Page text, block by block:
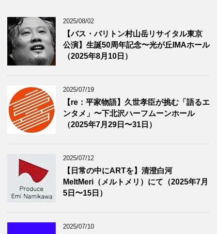
2025/08/02
【バス・バリトン村山岳リサイタル東京
公演】生誕50周年記念〜光が丘IMAホール
（2025年8月10日）
2025/07/19
【re：平家物語】久世孝臣が挑む「語るエ
ンタメ」〜下北沢ハーフムーンホール
（2025年7月29日〜31日）
2025/07/12
【日常の中にARTを】清澄白河
MeltMeri（メルトメリ）にて（2025年7月
5日〜15日）
2025/07/10